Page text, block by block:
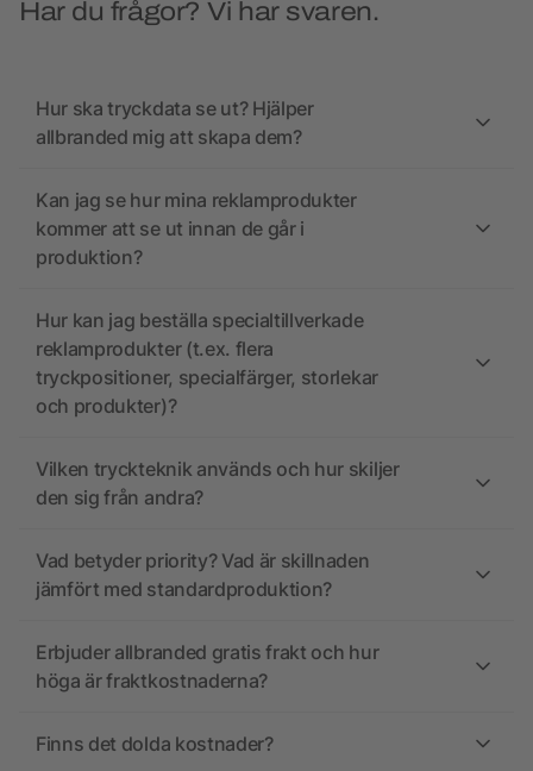
Har du frågor? Vi har svaren.
Hur ska tryckdata se ut? Hjälper
allbranded mig att skapa dem?
Kan jag se hur mina reklamprodukter
kommer att se ut innan de går i
produktion?
Hur kan jag beställa specialtillverkade
reklamprodukter (t.ex. flera
tryckpositioner, specialfärger, storlekar
och produkter)?
Vilken tryckteknik används och hur skiljer
den sig från andra?
Vad betyder priority? Vad är skillnaden
jämfört med standardproduktion?
Erbjuder allbranded gratis frakt och hur
höga är fraktkostnaderna?
Finns det dolda kostnader?